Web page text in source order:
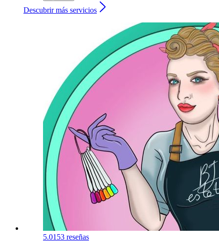
Descubrir más servicios
5.0153 reseñas